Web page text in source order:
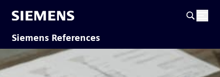
Siemens References